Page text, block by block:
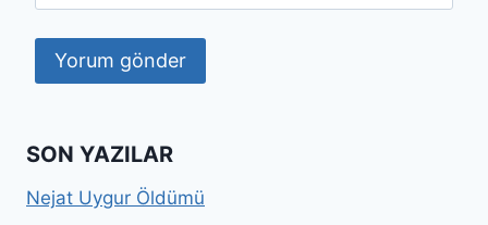
SON YAZILAR
Nejat Uygur Öldümü